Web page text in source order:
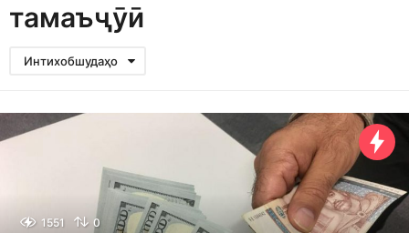
тамаъҷӯӣ
Интихобшудаҳо
1551 0